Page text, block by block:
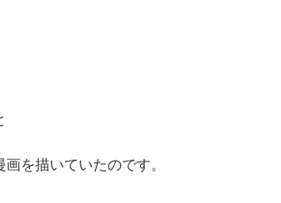
を描いていたのです。